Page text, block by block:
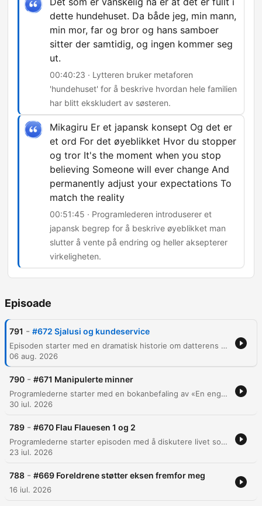
dette hundehuset. Da både jeg, min mann,
min mor, far og bror og hans samboer
sitter der samtidig, og ingen kommer seg
ut.
00:40:23 · Lytteren bruker metaforen
'hundehuset' for å beskrive hvordan hele familien
har blitt ekskludert av søsteren.
Mikagiru Er et japansk konsept Og det er
et ord For det øyeblikket Hvor du stopper
og tror It's the moment when you stop
believing Someone will ever change And
permanently adjust your expectations To
match the reality
00:51:45 · Programlederen introduserer et
japansk begrep for å beskrive øyeblikket man
slutter å vente på endring og heller aksepterer
virkeligheten.
Episoade
791 - #672 Sjalusi og kundeservice
Episoden starter med en dramatisk historie om datterens møte med tollvesenet i Australia, hvor en liten kyllingbit førte til alvorlige konsekvenser. Videre diskuteres frustrasjoner knyttet til kundeservice og abonnementstjenester som stadig går i stykker. Samtalen beveger seg inn i dype temaer som sjalusi, manipulasjon i forhold og viktigheten av grensesetting for å unngå offerrollen. Programlederne analyserer også en fastlåst familiesituasjon preget av isolasjon, og reflekterer over behovet for å slippe taket i destruktive mønstre og endre egne forventninger.
06 aug. 2026
790 - #671 Manipulerte minner
Programlederne starter med en bokanbefaling av «En engel til bors» og reflekterer over egne erfaringer med seiling og behovet for avkobling. Episoden utforsker temaer som tap av autentisitet gjennom AI-manipulerte bilder, samt de sosiale dynamikkene i lokale Facebook-grupper. Videre diskuteres utfordringer i relasjoner, inkludert logistikk i bonusfamilier og det emosjonelle arbeidet med foreldre som mangler selvinnsikt. Gjennom metaforer om juletre og bruk av terapi, belyses viktigheten av å sette grenser og finne aksept for de relasjonene man har.
30 iul. 2026
789 - #670 Flau Flauesen 1 og 2
Programlederne starter episoden med å diskutere livet som single, inkludert deres beslutning om å delta på et singeltreff for underholdningens skyld. De utforsker også hvordan overgangsalderen kan fungere som et 'sannhetsserum' for personlig klarhet. Videre behandles flere lytterspørsmål knyttet til komplekse relasjoner, fra dilemmaet om å bli i et forhold med en utløpsdato, til tunge emner som barns psykiske helse og følelsen av svikt i vennskap. Episoden avslutter med råd om viktigheten av ærlig kommunikasjon gjennom bruk av «jeg»-setninger.
23 iul. 2026
788 - #669 Foreldrene støtter eksen fremfor meg
16 iul. 2026